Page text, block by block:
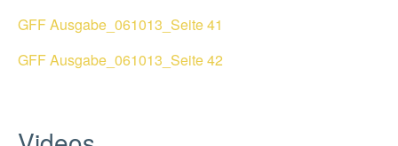
GFF Ausgabe_061013_Seite 41
GFF Ausgabe_061013_Seite 42